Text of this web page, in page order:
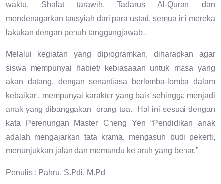
waktu, Shalat tarawih, Tadarus Al-Quran dan
mendenagarkan tausyiah dari para ustad, semua ini mereka
lakukan dengan penuh tanggungjawab .
Melalui kegiatan yang diprogramkan, diharapkan agar
siswa mempunyai habiet/ kebiasaaan untuk masa yang
akan datang, dengan senantiasa berlomba-lomba dalam
kebaikan, mempunyai karakter yang baik sehingga menjadi
anak yang dibanggakan orang tua. Hal ini sesuai dengan
kata Perenungan Master Cheng Yen “Pendidikan anak
adalah mengajarkan tata krama, mengasuh budi pekerti,
menunjukkan jalan dan memandu ke arah yang benar.”
Penulis : Pahru, S.Pdi, M.Pd